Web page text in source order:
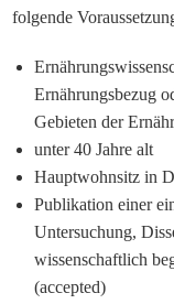
folgende
Ernährungsbezug
Gebieten der
unter 40 Jahre alt
Hauptwohnsitz in
Publikation einer
Untersuchung,
wissenschaftlich
(accepted)